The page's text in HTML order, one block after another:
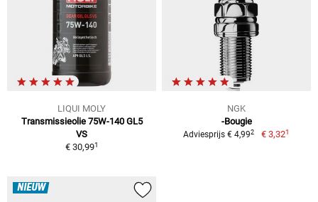
LIQUI MOLY
Transmissieolie 75W-140 GL5
VS
€ 30,991
NGK
-Bougie
Adviesprijs € 4,992 € 3,321
NIEUW